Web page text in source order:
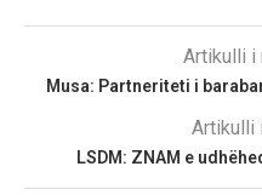
Artikulli i
Musa: Partneriteti i
Artikulli
LSDM: ZNAM e